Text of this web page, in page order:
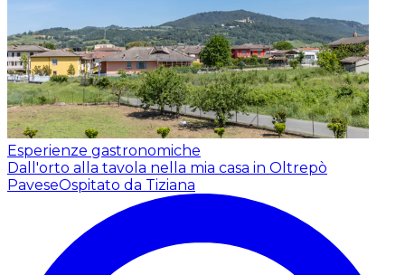
Esperienze gastronomiche
Dall'orto alla tavola nella mia casa in Oltrepò
PaveseOspitato da Tiziana